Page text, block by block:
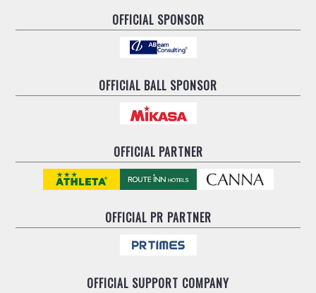
OFFICIAL SPONSOR
OFFICIAL BALL SPONSOR
OFFICIAL PARTNER
OFFICIALPR PARTNER
OFFICIAL SUPPORT COMPANY